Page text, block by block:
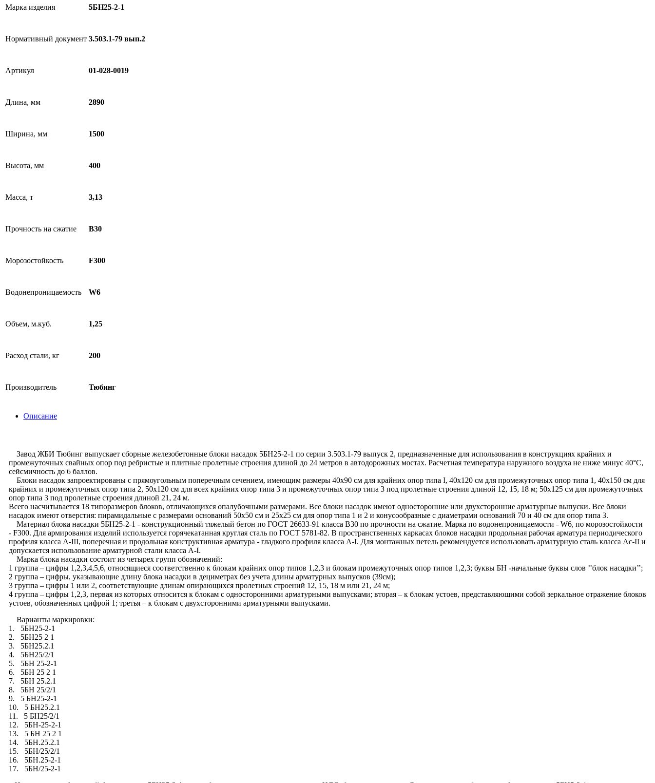
Марка изделия 5БН25-2-1
Нормативный документ 3.503.1-79 вып.2
Артикул 01-028-0019
Длина, мм 2890
Ширина, мм 1500
Высота, мм 400
Масса, т 3,13
Прочность на сжатие B30
Морозостойкость F300
Водонепроницаемость W6
Объем, м.куб. 1,25
Расход стали, кг 200
Производитель Тюбинг
Описание
Завод ЖБИ Тюбинг выпускает сборные железобетонные блоки насадок 5БН25-2-1 по серии 3.503.1-79 выпуск 2, предназначенные для использования в конструкциях крайних и
промежуточных свайных опор под ребристые и плитные пролетные строения длиной до 24 метров в автодорожных мостах. Расчетная температура наружного воздуха не ниже минус 40°С,
сейсмичность до 6 баллов.
Блоки насадок запроектированы с прямоугольным поперечным сечением, имеющим размеры 40х90 см для крайних опор типа I, 40х120 см для промежуточных опор типа 1, 40х150 см для
крайних и промежуточных опор типа 2, 50х120 см для всех крайних опор типа 3 и промежуточных опор типа 3 под пролетные строения длиной 12, 15, 18 м; 50х125 см для промежуточных
опор типа 3 под пролетные строения длиной 21, 24 м.
Всего насчитывается 18 типоразмеров блоков, отличающихся опалубочными размерами. Все блоки насадок имеют односторонние или двухсторонние арматурные выпуски. Все блоки
насадок имеют отверстия: пирамидальные с размерами оснований 50х50 см и 25х25 см для опор типа 1 и 2 и конусообразные с диаметрами оснований 70 и 40 см для опор типа 3.
Материал блока насадки 5БН25-2-1 - конструкционный тяжелый бетон по ГОСТ 26633-91 класса В30 по прочности на сжатие. Марка по водонепроницаемости - W6, по морозостойкости
- F300. Для армирования изделий используется горячекатанная круглая сталь по ГОСТ 5781-82. В пространственных каркасах блоков насадки продольная рабочая арматура периодического
профиля класса А-III, поперечная и продольная конструктивная арматура - гладкого профиля класса А-I. Для монтажных петель рекомендуется использовать арматурную сталь класса Ас-II и
допускается использование арматурной стали класса А-I.
Марка блока насадки состоит из четырех групп обозначений:
1 группа – цифры 1,2,3,4,5,6, относящиеся соответственно к блокам крайних опор типов 1,2,3 и блокам промежуточных опор типов 1,2,3; буквы БН -начальные буквы слов ’’блок насадки’’;
2 группа – цифры, указывающие длину блока насадки в дециметрах без учета длины арматурных выпусков (39см);
3 группа – цифры 1 или 2, соответствующие длинам опирающихся пролетных строений 12, 15, 18 м или 21, 24 м;
4 группа – цифры 1,2,3, первая из которых относится к блокам с односторонними арматурными выпусками; вторая – к блокам устоев, представляющими собой зеркальное отражение блоков
устоев, обозначенных цифрой 1; третья – к блокам с двухсторонними арматурными выпусками.
Варианты маркировки:
1. 5БН25-2-1
2. 5БН25 2 1
3. 5БН25.2.1
4. 5БН25/2/1
5. 5БН 25-2-1
6. 5БН 25 2 1
7. 5БН 25.2.1
8. 5БН 25/2/1
9. 5 БН25-2-1
10. 5 БН25.2.1
11. 5 БН25/2/1
12. 5БН-25-2-1
13. 5 БН 25 2 1
14. 5БН.25.2.1
15. 5БН/25/2/1
16. 5БН.25-2-1
17. 5БН/25-2-1